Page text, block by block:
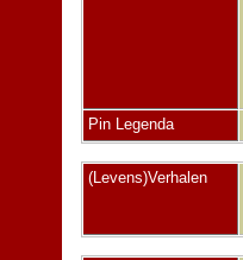
Pin Legenda
(Levens)Verhalen